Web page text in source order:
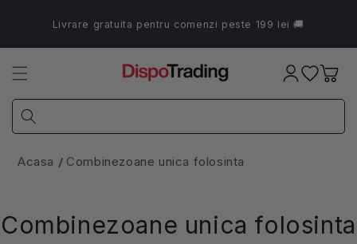
conținutLivrare gratuita pentru comenzi peste 199 lei 🚚
Coș
Acasa Combinezoane unica folosinta
Combinezoane unica folosinta